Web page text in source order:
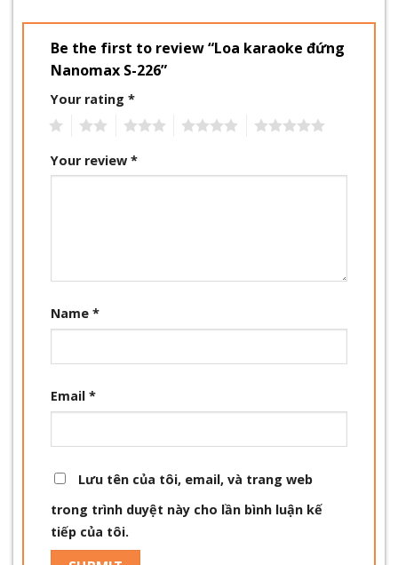
Be the first to review “Loa karaoke đứng
Nanomax S-226”
Your rating *
Your review *
Name *
Email *
Lưu tên của tôi, email, và trang web
trong trình duyệt này cho lần bình luận kế
tiếp của tôi.